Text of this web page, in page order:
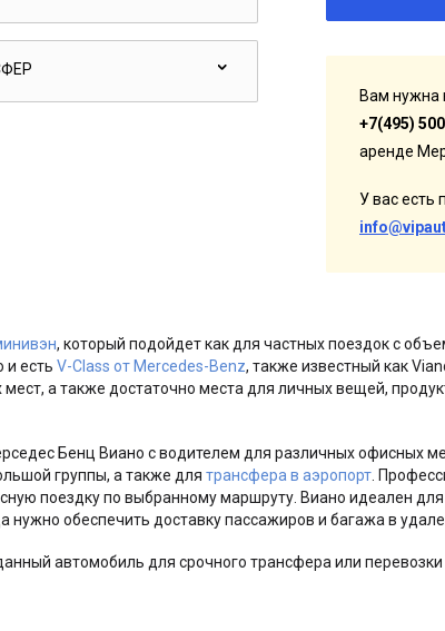
Вам нужна
+7(495)
аренде
У вас есть
, который подойдет как для частных поездок с
и есть V-Class от Mercedes-Benz, также известный как
а также достаточно места для личных вещей,
Бенц Виано с водителем для различных офисных
группы, а также для трансфера в аэропорт .
поездку по выбранному маршруту. Виано идеален
нужно обеспечить доставку пассажиров и багажа в
автомобиль для срочного трансфера или перевозки